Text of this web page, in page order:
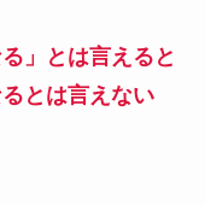
」とは言えると
とは言えない